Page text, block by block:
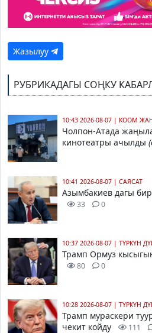
Жазылуу
РУБРИКАДАГЫ СОҢКУ
10:43 2026-08-07 | КООМ
Чолпон-Атада
кинотеатры ачылды
10:41 2026-08-07 | САЯСАТ
Азымбакиев дагы
33 0
10:37 2026-08-07 | ТҮРКҮН
Трамп Ормуз
80 0
10:28 2026-08-07 | ТҮРКҮН
Трамп мураскери
чекит койду
111